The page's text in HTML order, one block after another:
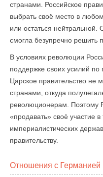
странами. Российское
выбрать своё место в
или остаться нейтральной.
смогла безупречно решить
В условиях революции
поддержке своих усилий
Царское правительство не
странами, откуда
революционерам. Поэтому
«продавать» своё участие
империалистических
правительству.
Отношения с Германией